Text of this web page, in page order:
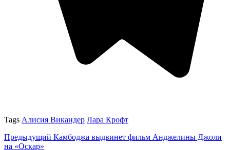
Tags Алисия Викандер Лара Крофт
Предыдущий Камбоджа выдвинет фильм Анджелины Джоли
на «Оскар»